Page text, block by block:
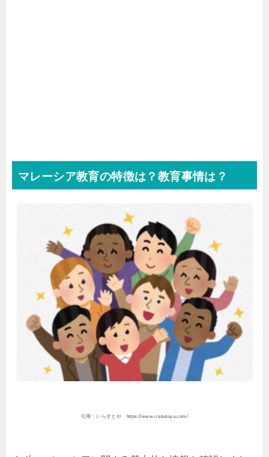
マレーシア教育の特徴は？教育事情は？
引用：いらすとや https://www.irasutoya.com/